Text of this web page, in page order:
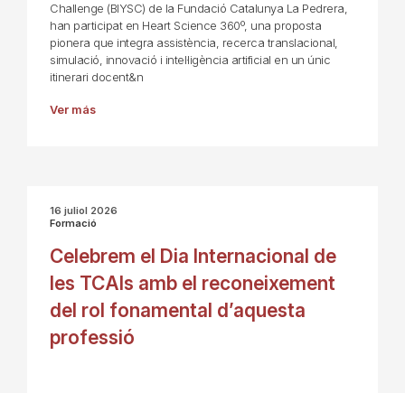
Challenge (BIYSC) de la Fundació Catalunya La Pedrera,
han participat en Heart Science 360º, una proposta
pionera que integra assistència, recerca translacional,
simulació, innovació i intel·ligència artificial en un únic
itinerari docent&n
Ver más
16 juliol 2026
Formació
Celebrem el Dia Internacional de
les TCAIs amb el reconeixement
del rol fonamental d’aquesta
professió